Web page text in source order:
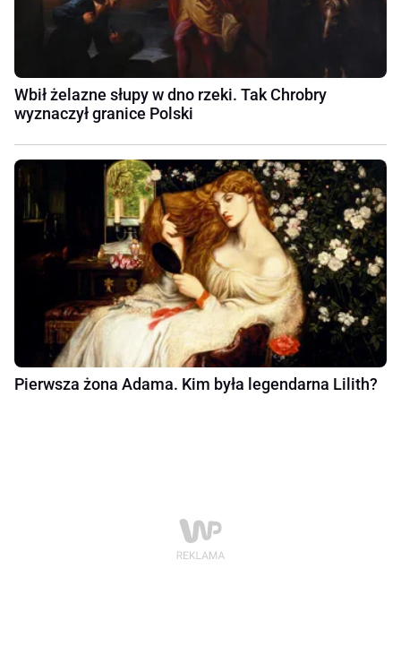
Wbił żelazne słupy w dno rzeki. Tak Chrobry
wyznaczył granice Polski
Pierwsza żona Adama. Kim była legendarna Lilith?